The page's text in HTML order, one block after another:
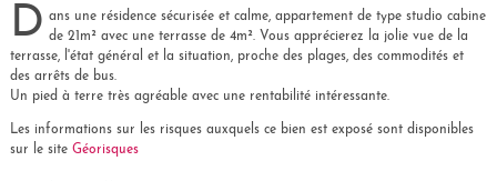
D ans une résidence sécurisée et calme, appartement de type studio cabine
de 21m² avec une terrasse de 4m². Vous apprécierez la jolie vue de la
terrasse, l'état général et la situation, proche des plages, des commodités et
des arrêts de bus.
Un pied à terre très agréable avec une rentabilité intéressante.
Les informations sur les risques auxquels ce bien est exposé sont disponibles
sur le site Géorisques